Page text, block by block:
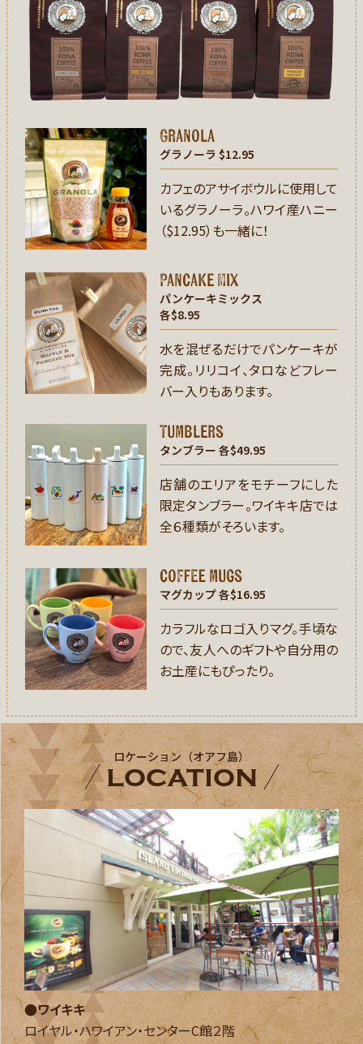
Granola
グラノーラ $12.95
カフェのアサイボウルに使用して
いるグラノーラ。ハワイ産ハニー
（$12.95）も一緒に！
Pancake Mix
パンケーキミックス
各$8.95
水を混ぜるだけでパンケーキが
完成。リリコイ、タロなどフレー
バー入りもあります。
Tumblers
タンブラー 各$49.95
店舗のエリアをモチーフにした
限定タンブラー。ワイキキ店では
全６種類がそろいます。
coffee mugs
マグカップ各$16.95
カラフルなロゴ入りマグ。手頃な
ので、友人へのギフトや自分用の
お土産にもぴったり。
ロケーション（オアフ島）
location
●ワイキキ
ロイヤル・ハワイアン・センターC館２階